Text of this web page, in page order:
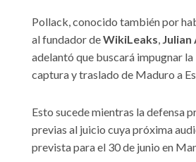
Pollack, conocido también por
al fundador deWikiLeaks, Julian
adelantó que buscará impugnar
captura y traslado de Maduro a
Esto sucede mientras la defensa
previas al juicio cuya próxima
prevista para el 30 de junio en